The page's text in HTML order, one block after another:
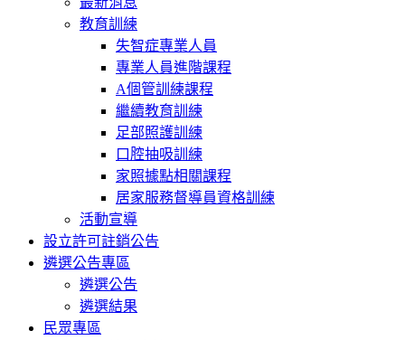
教育訓練
失智症專業人員
專業人員進階課程
A個管訓練課程
繼續教育訓練
足部照護訓練
口腔抽吸訓練
家照據點相關課程
居家服務督導員資格訓練
活動宣導
設立許可註銷公告
遴選公告專區
遴選公告
遴選結果
民眾專區